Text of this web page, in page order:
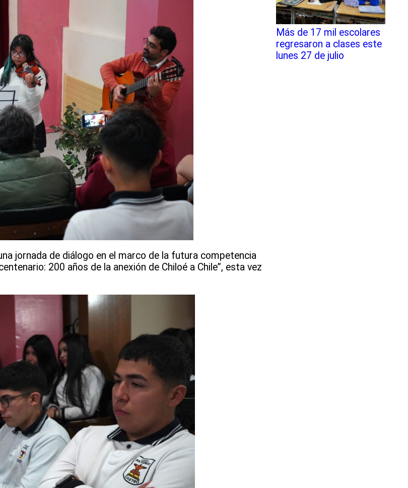
jornada de diálogo en el marco de la futura competencia
200 años de la anexión de Chiloé a Chile”, esta vez
Más de 17 mil escolares
regresaron a clases este
lunes 27 de julio